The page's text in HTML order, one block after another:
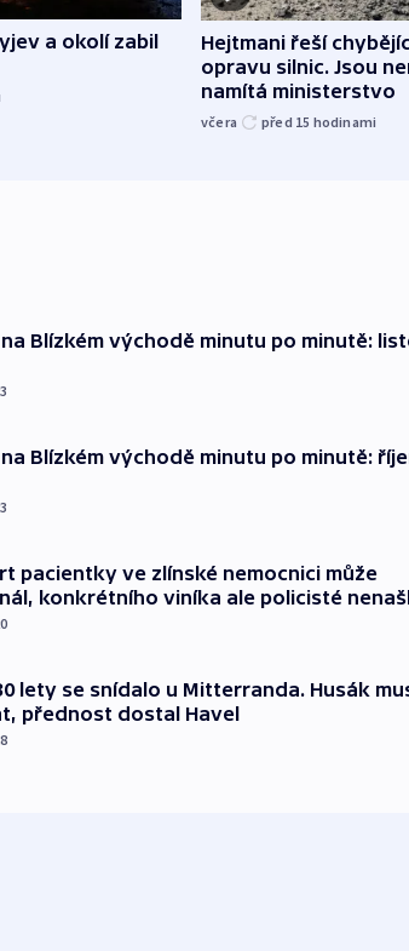
a okolí zabil
Hejtmani řeší
opravu silnic. Jsou
namítá ministerstvo
včera před 15 hodinami
Blízkém východě minutu po minutě:
Blízkém východě minutu po minutě:
pacientky ve zlínské nemocnici může
konkrétního viníka ale policisté
lety se snídalo u Mitterranda. Husák
přednost dostal Havel